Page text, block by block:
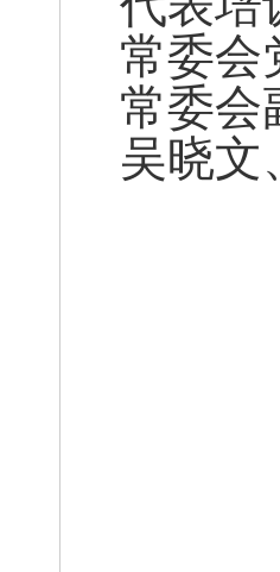
常委会
常委会
吴晓文